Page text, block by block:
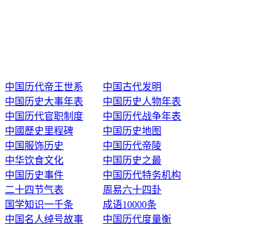
中国历代帝王世系
中国古代发明
中国历史大事年表
中国历史人物年表
中国历代官职制度
中国历代战争年表
中國歷史里程碑
中国历史地图
中国服饰历史
中国历代帝陵
中华饮食文化
中国历史之最
中国历史事件
中国历代特务机构
二十四节气表
周易六十四卦
国学知识一千条
成语10000条
中国名人绰号故事
中国历代度量衡